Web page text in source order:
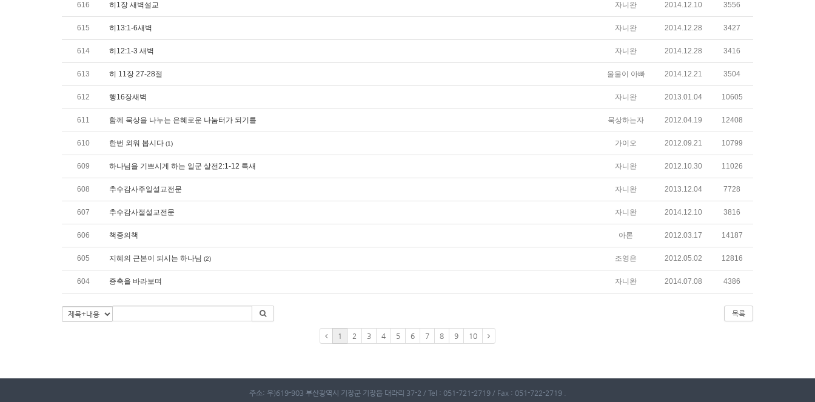
616 히1장 새벽설교 자니완 2014.12.10 3556
615 히13:1-6새벽 자니완 2014.12.28 3427
614 히12:1-3 새벽 자니완 2014.12.28 3416
613 히 11장 27-28절 울울이 아빠 2014.12.21 3504
612 행16장새벽 자니완 2013.01.04 10605
611 함께 묵상을 나누는 은혜로운 나눔터가 되기를 묵상하는자 2012.04.19 12408
610 한번 외워 봅시다 (1) 가이오 2012.09.21 10799
609 하나님을 기쁘시게 하는 일군 살전2:1-12 특새 자니완 2012.10.30 11026
608 추수감사주일설교전문 자니완 2013.12.04 7728
607 추수감사절설교전문 자니완 2014.12.10 3816
606 책중의책 아론 2012.03.17 14187
605 지혜의 근본이 되시는 하나님 (2) 조영은 2012.05.02 12816
604 증축을 바라보며 자니완 2014.07.08 4386
목록
1 2 3 4 5 6 7 8 9 10
주소: 우)619-903 부산광역시 기장군 기장읍 대라리 37-2 / Tel : 051-721-2719 / Fax : 051-722-2719 .